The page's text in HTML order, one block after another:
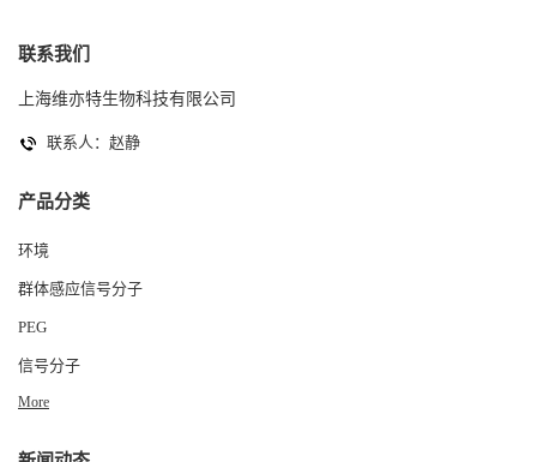
联系我们
上海维亦特生物科技有限公司
联系人：赵静
产品分类
环境
群体感应信号分子
PEG
信号分子
More